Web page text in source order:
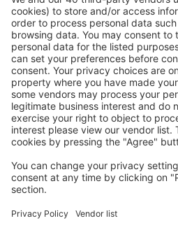
szolgálhatunk.
Próbáld meg még egyszer más
Copyright © eSky.hu Minden jog